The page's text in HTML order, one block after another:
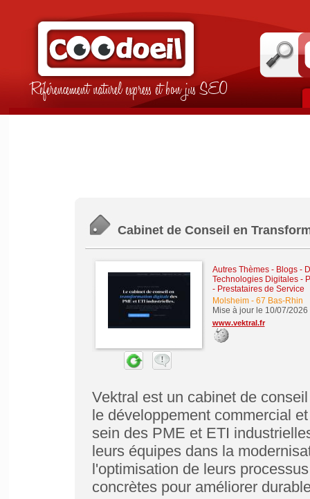
Référencement naturel express et bon jus SEO
Cabinet de Conseil en
Autres Thèmes - Blogs -
Technologies Digitales-
- Prestataires de Service
Molsheim- 67 Bas-Rhin
Mise à jour le 10/07/2026
www.vektral.fr
Vektral est un cabinet de
le développement commercial
sein des PME et ETI
leurs équipes dans la
l'optimisation de leurs
concrètes pour améliorer